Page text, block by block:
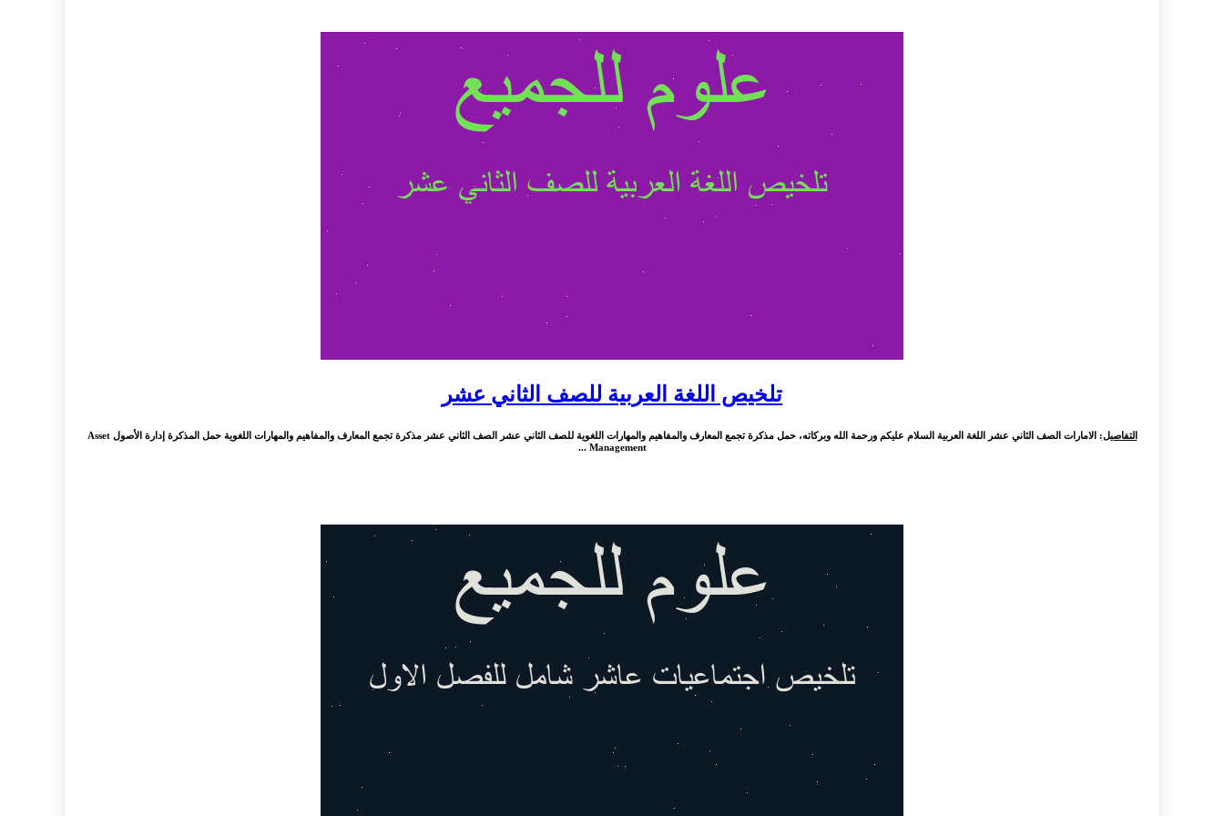
تلخيص اللغة العربية للصف الثاني عشر
التفاصيل
: الامارات الصف الثاني عشر اللغة العربية السلام عليكم ورحمة الله وبركاته، حمل مذكرة تجمع المعارف والمفاهيم والمهارات اللغوية للصف الثاني عشر الصف الثاني عشر مذكرة تجمع المعارف والمفاهيم والمهارات اللغوية حمل المذكرة إدارة الأصول Asset
Management ...